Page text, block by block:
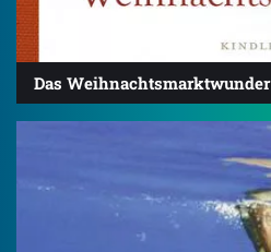
Das Weihnachtsmarktwunder